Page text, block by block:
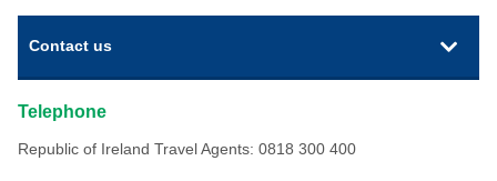
Contact us
Telephone
Republic of Ireland Travel Agents: 0818 300 400